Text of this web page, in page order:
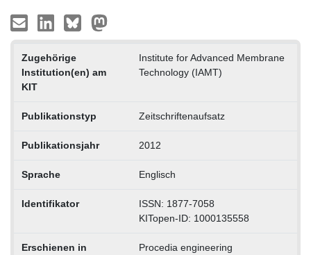
Zugehörige
Institution(en) am
KIT
Institute for Advanced Membrane
Technology (IAMT)
Publikationstyp Zeitschriftenaufsatz
Publikationsjahr 2012
Sprache Englisch
Identifikator
ISSN: 1877-7058
KITopen-ID: 1000135558
Erschienen in Procedia engineering